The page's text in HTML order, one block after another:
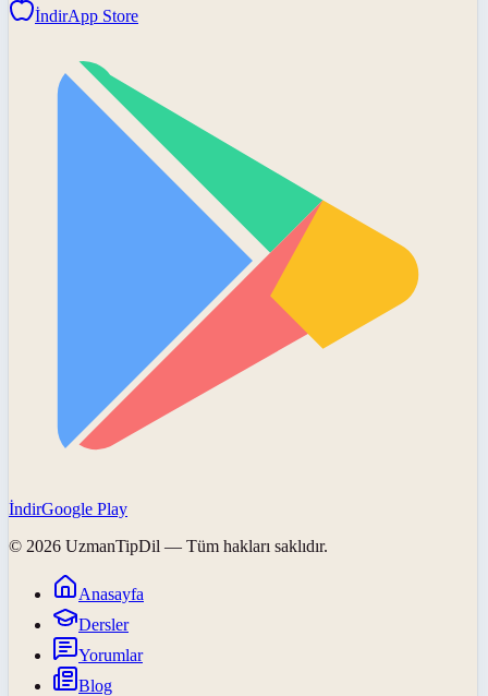
İndirApp Store
İndirGoogle Play
© 2026 UzmanTipDil — Tüm hakları saklıdır.
Anasayfa
Dersler
Yorumlar
Blog